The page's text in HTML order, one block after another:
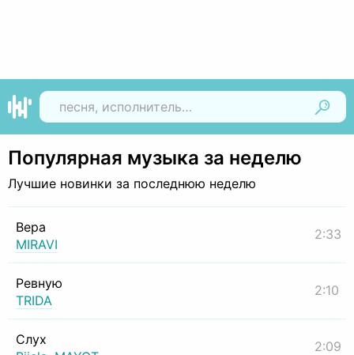
Популярная музыка за неделю
Лучшие новинки за последнюю неделю
Вера
MIRAVI
2:33
Ревную
TRIDA
2:10
Слух
2:09